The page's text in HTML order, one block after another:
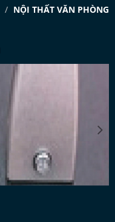
NỘI THẤT VĂN PHÒNG